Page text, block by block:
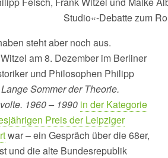
Studio«-Debatte zum
steht aber noch aus.
am 8. Dezember im Berliner
und Philosophen Philipp
Sommer der Theorie.
1960 – 1990 in der Kategorie
Preis der Leipziger
war – ein Gespräch über die 68er,
und die alte Bundesrepublik